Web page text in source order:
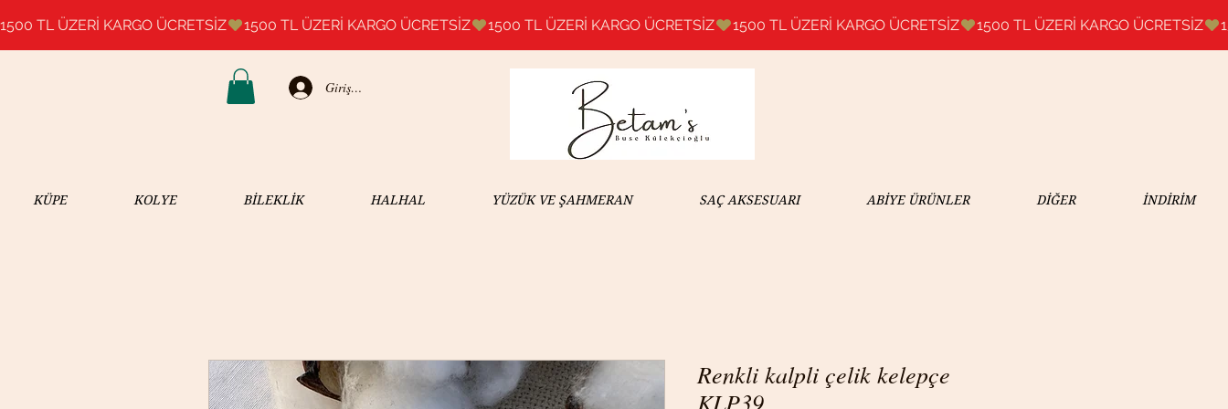
1500 TL ÜZERİ KARGO ÜCRETSİZ
Giriş Yap
KÜPE KOLYE BİLEKLİK HALHAL YÜZÜK VE ŞAHMERAN SAÇ AKSESUARI ABİYE ÜRÜNLER DİĞER İNDİRİM
Renkli kalpli çelik kelepçe
KLP39